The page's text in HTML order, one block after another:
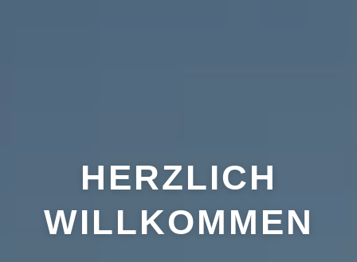
HERZLICH
WILLKOMMEN